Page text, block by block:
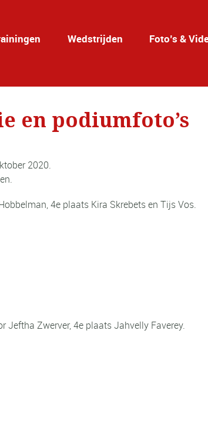
Wedstrijden Foto’s &
en podiumfoto’s
2020.
4e plaats Kira Skrebets en Tijs Vos.
Jeftha Zwerver, 4e plaats Jahvelly Faverey.